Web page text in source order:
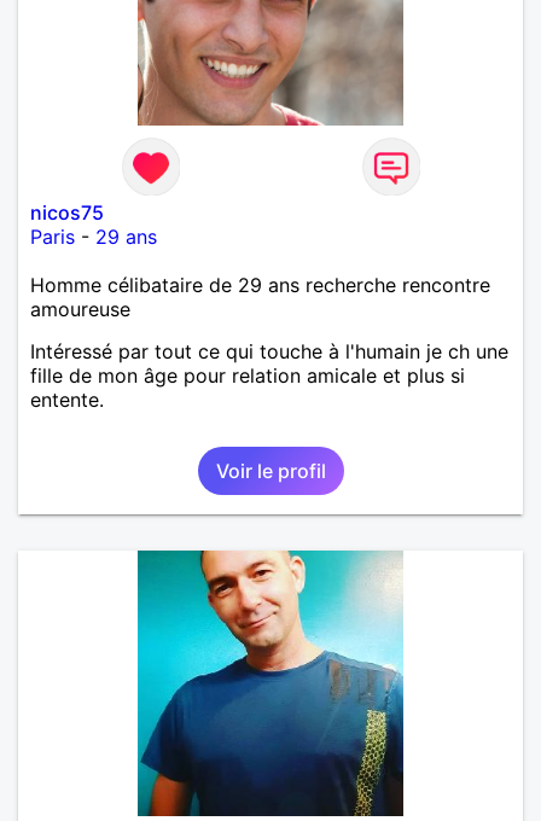
nicos75
Paris - 29 ans
Homme célibataire de 29 ans recherche rencontre
amoureuse
Intéressé par tout ce qui touche à l'humain je ch une
fille de mon âge pour relation amicale et plus si
entente.
Voir le profil